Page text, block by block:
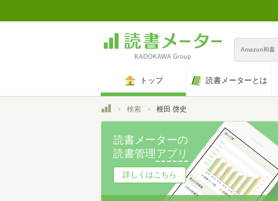
Amazon和書
トップ 読書メーターとは
トップ検索 根田 啓史
読書メーターの
読書管理アプリ
詳しくはこちら